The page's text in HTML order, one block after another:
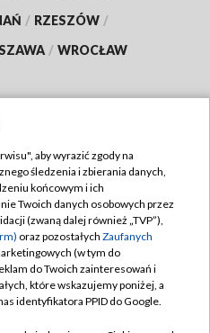
/ RZESZÓW /
/ WROCŁAW
TVP
TVP
prywatności
zgody
aby wyrazić zgody na
śledzenia i zbierania danych,
końcowym i ich
Twoich danych osobowych przez
(zwaną dalej również „TVP”),
oraz pozostałych Zaufanych
(w tym do
do Twoich zainteresowań i
które wskazujemy poniżej, a
identyfikatora PPID do Google.